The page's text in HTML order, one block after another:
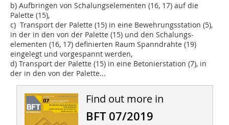
b) Aufbringen von Schalungselementen (16, 17) auf die
Palette (15),
c) Transport der Palette (15) in eine Bewehrungsstation (5),
in der in den von der Palette (15) und den Schalungs­
elementen (16, 17) definierten Raum Spanndrahte (19)
eingelegt und vorgespannt werden,
d) Transport der Palette (15) in eine Betonierstation (7), in
der in den von der Palette...
Find out more in
BFT 07/2019